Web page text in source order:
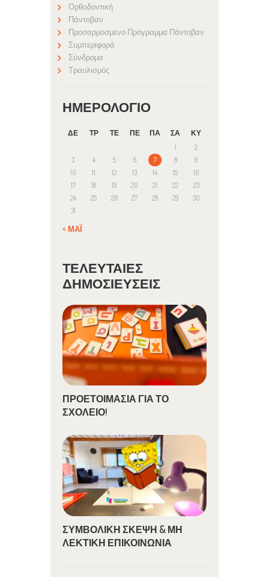
Ορθοδοντική
Πάντοβαν
Προσαρμοσμένο Πρόγραμμα Πάντοβαν
Συμπεριφορά
Σύνδρομα
Τραυλισμός
ΗΜΕΡΟΛΌΓΙΟ
ΔΕ ΤΡ ΤΕ ΠΕ ΠΑ ΣΑ
ΚΥ
1
2
3
4 5 6 7 8
9
10
11 12 13 14 15
16
17
18 19 20 21 22
23
24
25 26 27 28 29
30
31
« ΜΆΙ
ΤΕΛΕΥΤΑΊΕΣ
ΔΗΜΟΣΙΕΎΣΕΙΣ
ΠΡΟΕΤΟΙΜΑΣΙΑ ΓΙΑ ΤΟ
ΣΧΟΛΕΙΟ!
ΣΥΜΒΟΛΙΚΗ ΣΚΕΨΗ & ΜΗ
ΛΕΚΤΙΚΗ ΕΠΙΚΟΙΝΩΝΙΑ